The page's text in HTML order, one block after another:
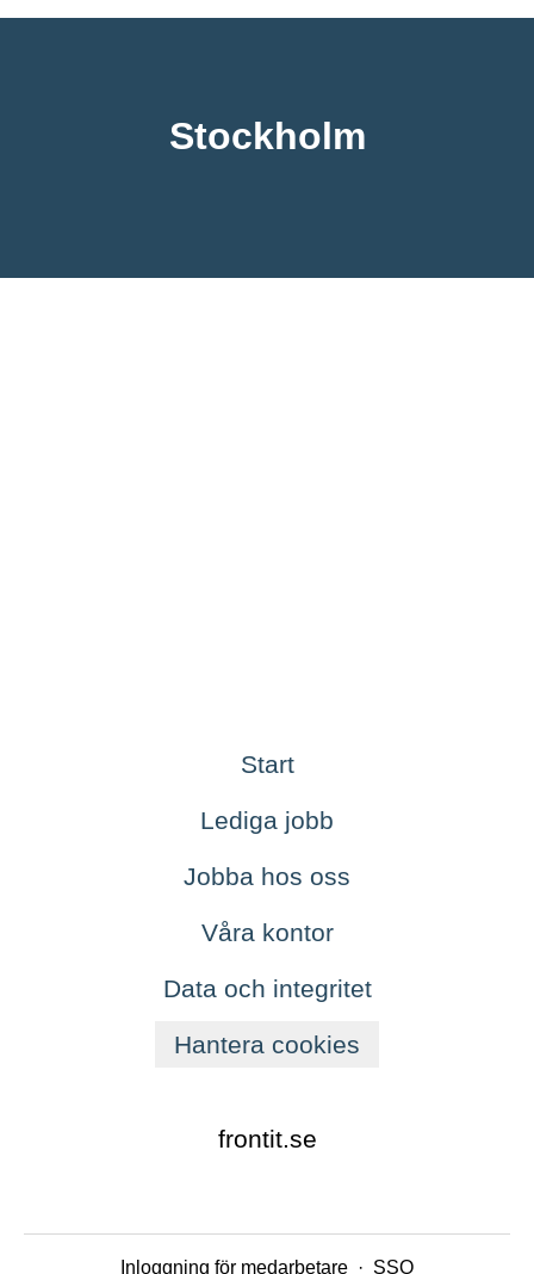
Stockholm
Start
Lediga jobb
Jobba hos oss
Våra kontor
Data och integritet
Hantera cookies
frontit.se
Inloggning för medarbetare · SSO